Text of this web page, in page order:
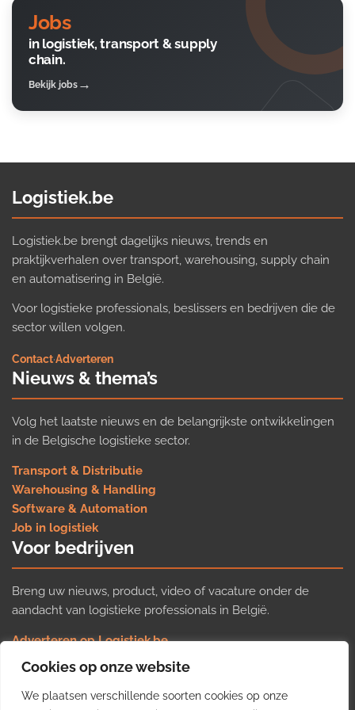
Cookies op onze website
We plaatsen verschillende soorten cookies op onze
Jobs
in logistiek, transport & supply
chain.
Bekijk jobs
Logistiek.be
Logistiek.be brengt dagelijks nieuws, trends en
praktijkverhalen over transport, warehousing, supply chain
en automatisering in België.
Voor logistieke professionals, beslissers en bedrijven die de
sector willen volgen.
Contact·Adverteren
Nieuws & thema’s
Volg het laatste nieuws en de belangrijkste ontwikkelingen
in de Belgische logistieke sector.
Transport & Distributie
Warehousing & Handling
Software & Automation
Job in logistiek
Voor bedrijven
Breng uw nieuws, product, video of vacature onder de
aandacht van logistieke professionals in België.
Adverteren op Logistiek.be
Nieuws insturen
Uw video op Logistiek.TV
Job plaatsen